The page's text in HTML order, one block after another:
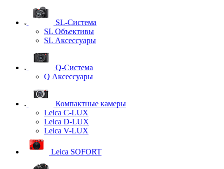
SL-Система
SL Объективы
SL Аксессуары
Q-Cистема
Q Аксессуары
Компактные камеры
Leica C-LUX
Leica D-LUX
Leica V-LUX
Leica SOFORT